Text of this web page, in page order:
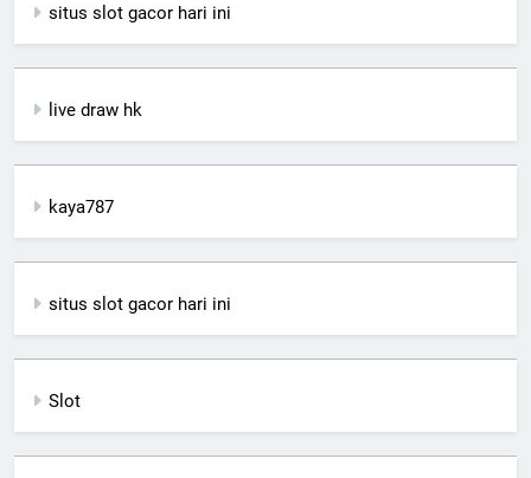
situs slot gacor hari ini
live draw hk
kaya787
situs slot gacor hari ini
Slot